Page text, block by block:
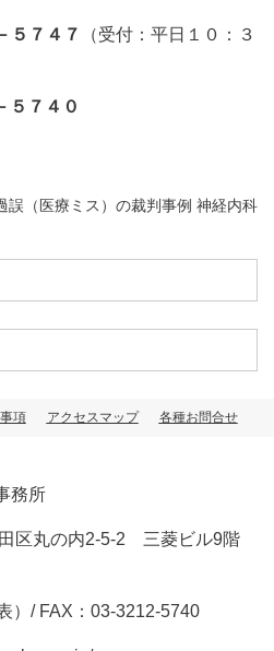
５７４７
（受付：平日１０：３
５７４０
誤（医療ミス）の裁判事例 神経内科
項 アクセスマップ 各種お問合せ
務所
区丸の内2-5-2 三菱ビル9階
）/ FAX：03-3212-5740